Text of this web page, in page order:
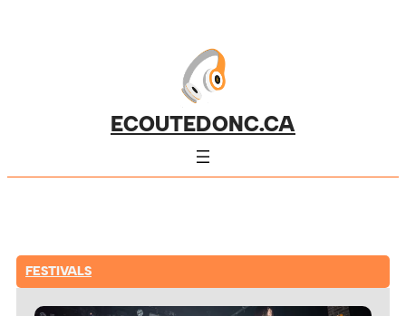
ECOUTEDONC.CA
FESTIVALS